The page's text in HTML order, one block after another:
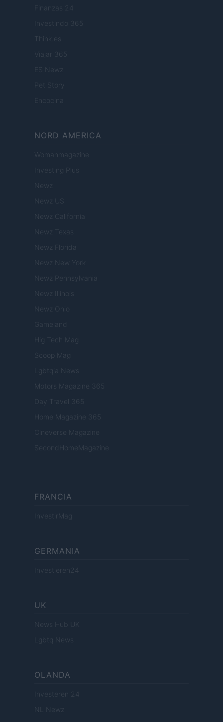
Finanzas 24
Investindo 365
Think.es
Viajar 365
ES Newz
Pet Story
Encocina
NORD AMERICA
Womanmagazine
Investing Plus
Newz
Newz US
Newz California
Newz Texas
Newz Florida
Newz New York
Newz Pennsylvania
Newz Illinois
Newz Ohio
Gameland
Hig Tech Mag
Scoop Mag
Lgbtqia News
Motors Magazine 365
Day Travel 365
Home Magazine 365
Cineverse Magazine
SecondHomeMagazine
FRANCIA
InvestirMag
GERMANIA
Investieren24
UK
News Hub UK
Lgbtq News
OLANDA
Investeren 24
NL Newz